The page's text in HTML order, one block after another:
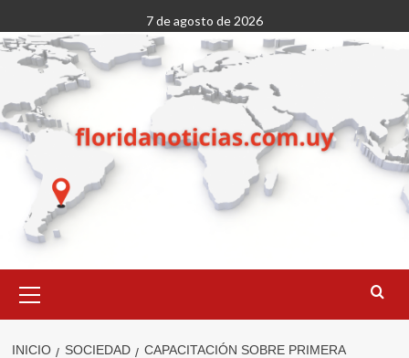
al
contenido
7 de agosto de 2026
primario
INICIO SOCIEDAD
CAPACITACIÓN SOBRE PRIMERA